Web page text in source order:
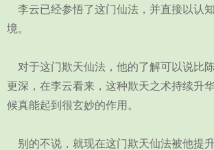
李云已经参悟了这门仙法，并直接以认
境。
对于这门欺天仙法，他的了解可以说比
更深，在李云看来，这种欺天之术持续升
候真能起到很玄妙的作用。
别的不说，就现在这门欺天仙法被他提